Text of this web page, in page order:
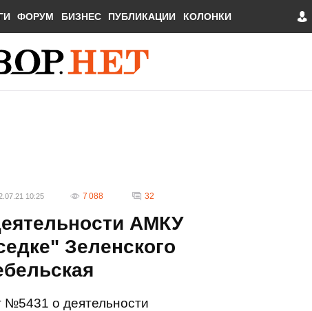
ФОРУМ БИЗНЕС ПУБЛИКАЦИИ КОЛОНКИ
10:25 7 088 32
АМКУ
Зеленского
№5431 о деятельности